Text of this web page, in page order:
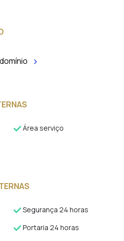
Área serviço
Segurança 24 horas
Portaria 24 horas